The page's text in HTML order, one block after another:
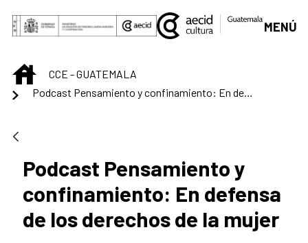
Saltar al contenido principal
MENÚ
INICIOCCE - GUATEMALA
Podcast Pensamiento y confinamiento: En defensa de los derechos de la mujer
Podcast Pensamiento y
confinamiento: En defensa
de los derechos de la mujer